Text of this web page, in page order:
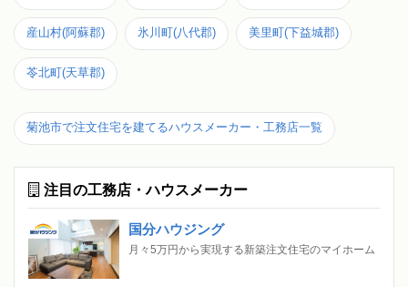
産山村(阿蘇郡) 氷川町(八代郡) 美里町(下益城郡)
苓北町(天草郡)
菊池市で注文住宅を建てるハウスメーカー・工務店一覧
注目の工務店・ハウスメーカー
国分ハウジング
月々5万円から実現する新築注文住宅のマイホーム